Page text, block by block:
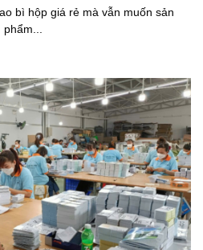
bì hộp giá rẻ mà vẫn muốn sản
phẩm...